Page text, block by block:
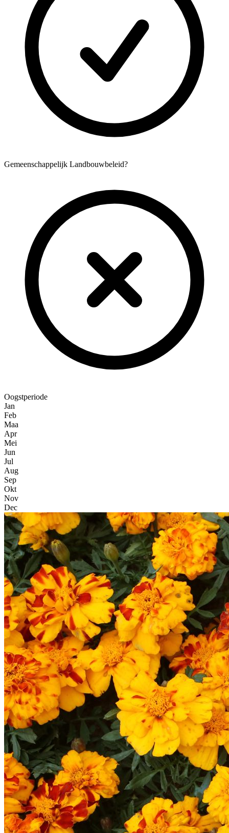
Gemeenschappelijk Landbouwbeleid?
Oogstperiode
Jan
Feb
Maa
Apr
Mei
Jun
Jul
Aug
Sep
Okt
Nov
Dec